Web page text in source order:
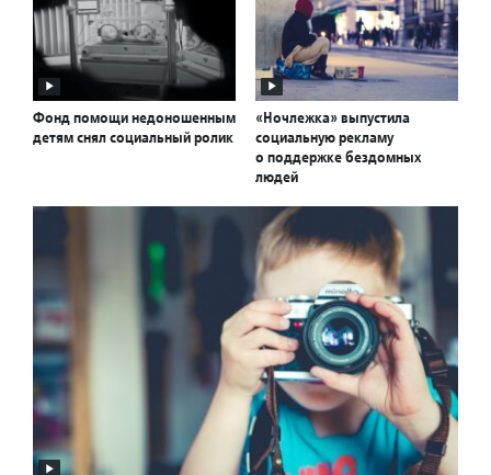
Фонд помощи недоношенным
детям снял социальный ролик
«Ночлежка» выпустила
социальную рекламу
о поддержке бездомных
людей